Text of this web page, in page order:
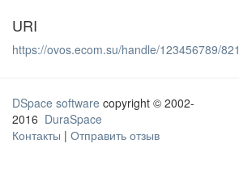
URI
https://ovos.ecom.su/handle/123456789/821
DSpace software copyright © 2002-
2016 DuraSpace
Контакты | Отправить отзыв